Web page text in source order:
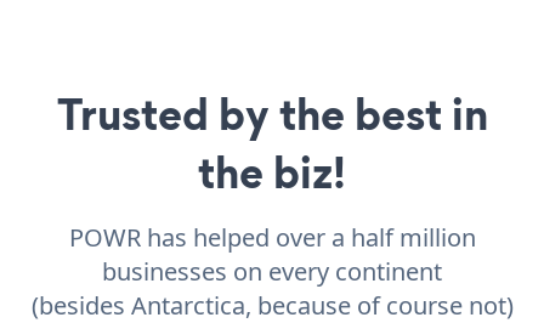
Trusted by the best in
the biz!
POWR has helped over a half million
businesses on every continent
(besides Antarctica, because of course not)